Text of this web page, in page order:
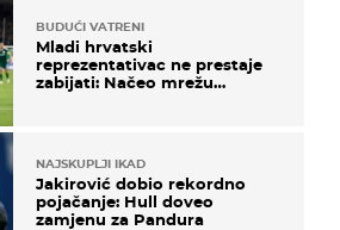
BUDUĆI VATRENI
Mladi hrvatski
reprezentativac ne prestaje
zabijati: Načeo mrežu
NAJSKUPLJI IKAD
Jakirović dobio rekordno
pojačanje: Hull doveo
zamjenu za Pandura